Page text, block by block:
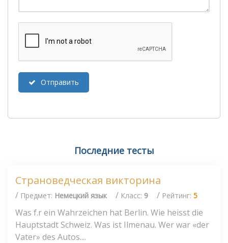
Отправить
Последние тесты
Страноведческая викторина
/ Предмет: Немецкий язык / Класс: 9 / Рейтинг: 5
Was f.r ein Wahrzeichen hat Berlin. Wie heisst die
Hauptstadt Schweiz. Was ist Ilmenau. Wer war «der
Vater» des Autos....